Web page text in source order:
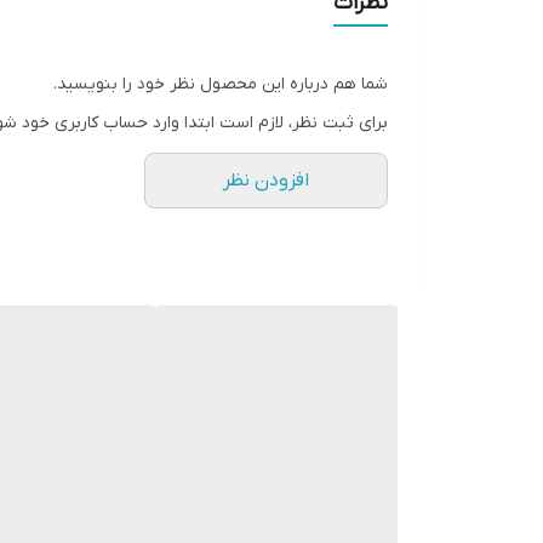
شما هم درباره این محصول نظر خود را بنویسید.
برای ثبت نظر، لازم است ابتدا وارد حساب کاربری خود
افزودن نظر